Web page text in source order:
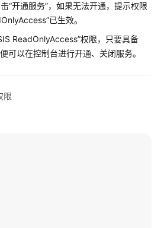
“开通服务”，如果无法开通，提示权限
已生效。
ReadOnlyAccess”权限，只要具备
可以在控制台进行开通、关闭服务。
限